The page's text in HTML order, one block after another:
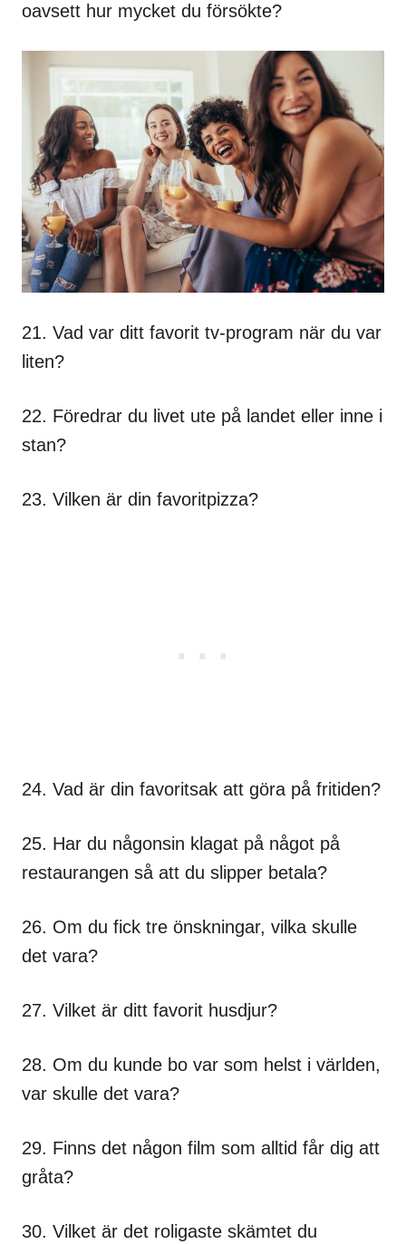
oavsett hur mycket du försökte?
21. Vad var ditt favorit tv-program när du var
liten?
22. Föredrar du livet ute på landet eller inne i
stan?
23. Vilken är din favoritpizza?
24. Vad är din favoritsak att göra på fritiden?
25. Har du någonsin klagat på något på
restaurangen så att du slipper betala?
26. Om du fick tre önskningar, vilka skulle
det vara?
27. Vilket är ditt favorit husdjur?
28. Om du kunde bo var som helst i världen,
var skulle det vara?
29. Finns det någon film som alltid får dig att
gråta?
30. Vilket är det roligaste skämtet du